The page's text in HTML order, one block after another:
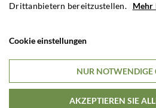
Drittanbietern bereitzustellen. Mehr
Cookie einstellungen
NUR NOTWENDIGE
AKZEPTIEREN SIE